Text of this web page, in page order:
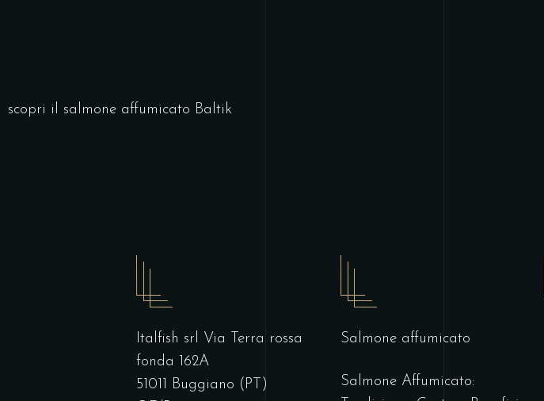
scopri il salmone affumicato Baltik
Italfish srl Via Terra rossa
fonda 162A
51011 Buggiano (PT)
Salmone affumicato
Salmone Affumicato: